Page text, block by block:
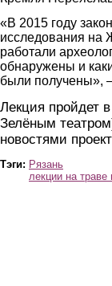
«В 2015 году
исследования на
работали
обнаружены и
были получены»,
Лекция пройдет
Зелёным
новостями
Тэги: Рязань
лекции на траве